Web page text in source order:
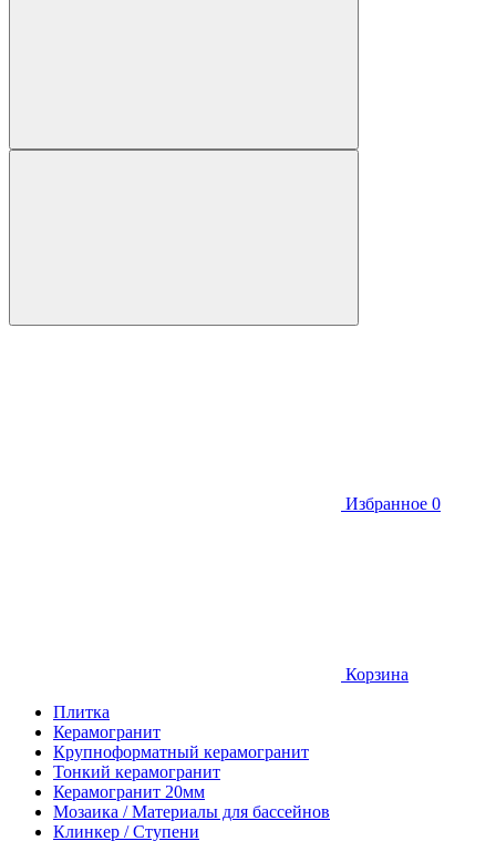
Избранное 0
Корзина
Плитка
Керамогранит
Крупноформатный керамогранит
Тонкий керамогранит
Керамогранит 20мм
Мозаика / Материалы для бассейнов
Клинкер / Ступени